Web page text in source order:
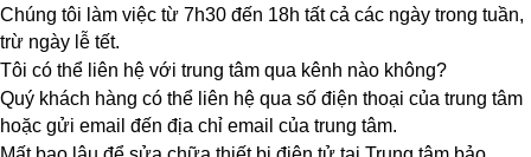
Chúng tôi làm việc từ 7h30 đến 18h tất cả các ngày trong tuần,
trừ ngày lễ tết.
Tôi có thể liên hệ với trung tâm qua kênh nào không?
Quý khách hàng có thể liên hệ qua số điện thoại của trung tâm
hoặc gửi email đến địa chỉ email của trung tâm.